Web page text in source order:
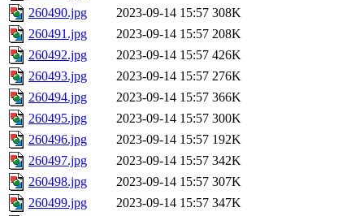
260490.jpg
2023-09-14 15:57 308K
260491.jpg
2023-09-14 15:57 208K
260492.jpg
2023-09-14 15:57 426K
260493.jpg
2023-09-14 15:57 276K
260494.jpg
2023-09-14 15:57 366K
260495.jpg
2023-09-14 15:57 300K
260496.jpg
2023-09-14 15:57 192K
260497.jpg
2023-09-14 15:57 342K
260498.jpg
2023-09-14 15:57 307K
260499.jpg
2023-09-14 15:57 347K